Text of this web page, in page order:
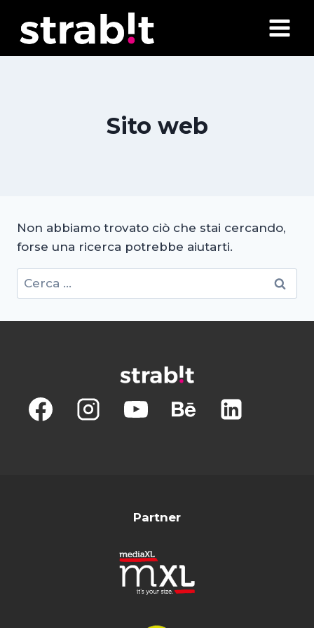
contenuto
Sito web
Non abbiamo trovato ciò che stai cercando,
forse una ricerca potrebbe aiutarti.
Ricerca
per:
Partner